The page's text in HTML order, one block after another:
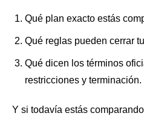
Qué plan exacto estás
Qué reglas pueden cerrar
Qué dicen los términos
restricciones y terminación.
Y si todavía estás